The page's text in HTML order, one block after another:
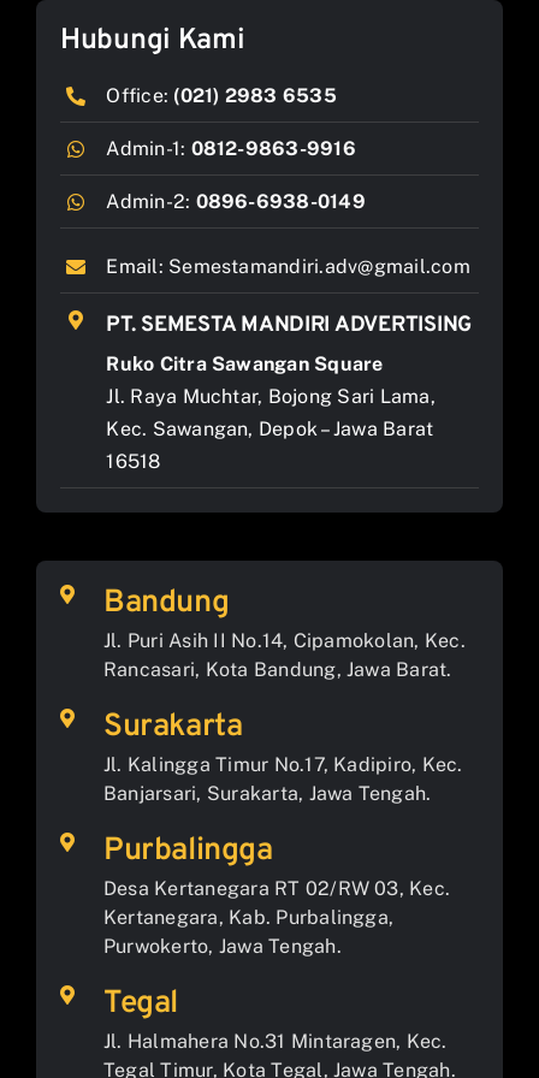
Hubungi Kami
Office: (021) 2983 6535
Admin-1: 0812-9863-9916
Admin-2: 0896-6938-0149
Email: Semestamandiri.adv@gmail.com
PT. SEMESTA MANDIRI ADVERTISING
Ruko Citra Sawangan Square
Jl. Raya Muchtar, Bojong Sari Lama,
Kec. Sawangan, Depok – Jawa Barat
16518
Bandung
Jl. Puri Asih II No.14, Cipamokolan, Kec.
Rancasari, Kota Bandung, Jawa Barat.
Surakarta
Jl. Kalingga Timur No.17, Kadipiro, Kec.
Banjarsari, Surakarta, Jawa Tengah.
Purbalingga
Desa Kertanegara RT 02/RW 03, Kec.
Kertanegara, Kab. Purbalingga,
Purwokerto, Jawa Tengah.
Tegal
Jl. Halmahera No.31 Mintaragen, Kec.
Tegal Timur, Kota Tegal, Jawa Tengah.